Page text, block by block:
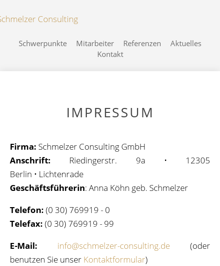
Schwerpunkte Mitarbeiter Referenzen
Aktuelles
Kontakt
IMPRESSUM
Firma: Schmelzer Consulting GmbH
Anschrift: Riedingerstr. 9a • 12305
Berlin • Lichtenrade
Geschäftsführerin: Anna Köhn geb. Schmelzer
Telefon: (0 30) 769919 - 0
Telefax: (0 30) 769919 - 99
E-Mail:
info@schmelzer-consulting.de (oder
benutzen Sie unser Kontaktformular)